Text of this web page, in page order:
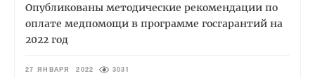
Опубликованы методические рекомендации по
оплате медпомощи в программе госгарантий на
2022 год
27 ЯНВАРЯ 2022 3031